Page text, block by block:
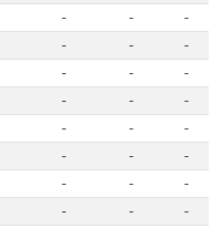
- -
-
- -
-
- -
-
- -
-
- -
-
- -
-
- -
-
- -
-